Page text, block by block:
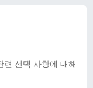
련 선택 사항에 대해